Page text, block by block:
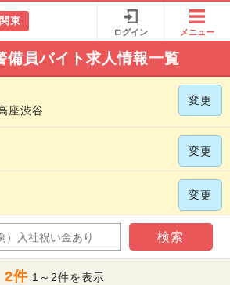
関東
ログイン メニュー
備員バイト求人情報一覧
座渋谷
変更
変更
変更
検索
2件 1～2件を表示